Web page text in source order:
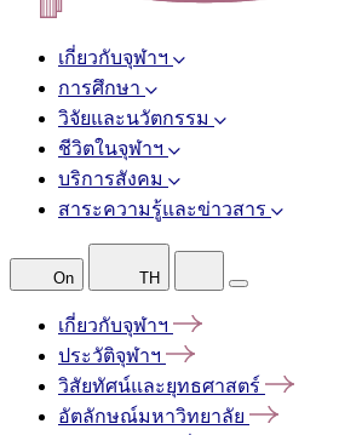
เกี่ยวกับจุฬาฯ
การศึกษา
วิจัยและนวัตกรรม
ชีวิตในจุฬาฯ
บริการสังคม
สาระความรู้และข่าวสาร
On TH
เกี่ยวกับจุฬาฯ
ประวัติจุฬาฯ
วิสัยทัศน์และยุทธศาสตร์
อัตลักษณ์มหาวิทยาลัย